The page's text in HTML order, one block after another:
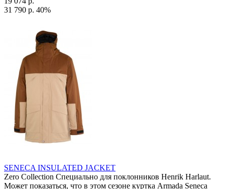
31 790 р. 40%
SENECA INSULATED JACKET
Zero Collection Специально для поклонников Henrik Harlaut.
Может показаться, что в этом сезоне куртка Armada Seneca